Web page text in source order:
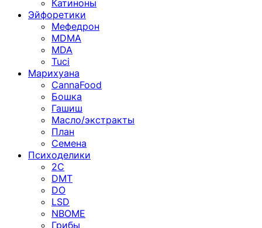
Катиноны
Эйфоретики
Мефедрон
MDMA
MDA
Tuci
Марихуана
CannaFood
Бошка
Гашиш
Масло/экстракты
План
Семена
Психоделики
2C
DMT
DO
LSD
NBOME
Грибы